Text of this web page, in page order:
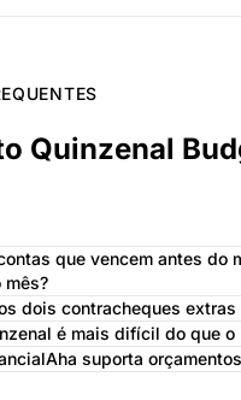
Quinzenal
que vencem antes do
mês?
dois contracheques extras
é mais difícil do que o
suporta